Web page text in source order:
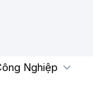
Nghiệp